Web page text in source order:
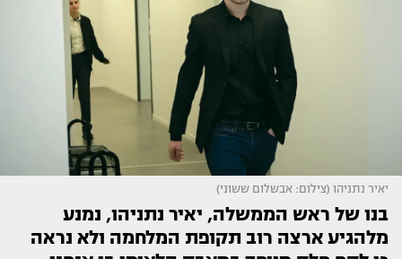
יאיר נתניהו (צילום: אבשלום ששוני)
בנו של ראש הממשלה, יאיר נתניהו, נמנע
מלהגיע ארצה רוב תקופת המלחמה ולא נראה